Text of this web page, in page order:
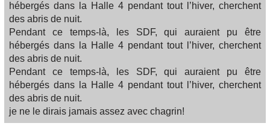
hébergés dans la Halle 4 pendant tout l’hiver, cherchent
des abris de nuit.
Pendant ce temps-là, les SDF, qui auraient pu être
hébergés dans la Halle 4 pendant tout l’hiver, cherchent
des abris de nuit.
Pendant ce temps-là, les SDF, qui auraient pu être
hébergés dans la Halle 4 pendant tout l’hiver, cherchent
des abris de nuit.
je ne le dirais jamais assez avec chagrin!